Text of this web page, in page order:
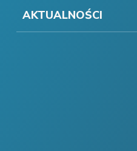
AKTUALNOŚCI